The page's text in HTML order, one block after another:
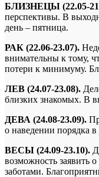
БЛИЗНЕЦЫ (22.05-
перспективы. В
день – пятница.
РАК (22.06-23.07).
внимательны к тому,
потери к минимуму.
ЛЕВ (24.07-23.08).
близких знакомых. В
ДЕВА (24.08-23.09).
о наведении порядка
ВЕСЫ (24.09-23.10).
возможность заявить
заботами.